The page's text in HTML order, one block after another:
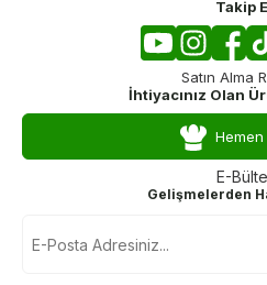
Takip
Satın Alma
İhtiyacınız Olan
E-
Gelişmelerden